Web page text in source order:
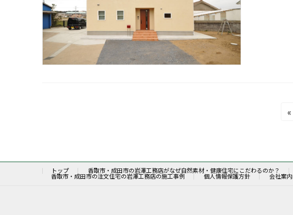
の
ペ
«
トップ 香取市・成田市の岩澤工務店がなぜ自然素材・健康住宅にこだわるのか？
香取市・成田市の注文住宅の岩澤工務店の施工事例
個人情報保護方針 会社案内